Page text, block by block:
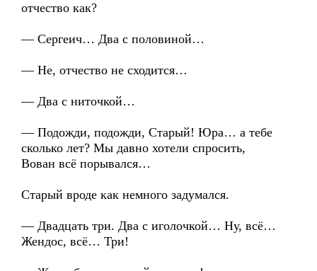
отчество как?
— Сергеич… Два с половиной…
— Не, отчество не сходится…
— Два с ниточкой…
— Подожди, подожди, Старый! Юра… а тебе
сколько лет? Мы давно хотели спросить,
Вован всё порывался…
Старый вроде как немного задумался.
— Двадцать три. Два с иголочкой… Ну, всё…
Жендос, всё… Три!